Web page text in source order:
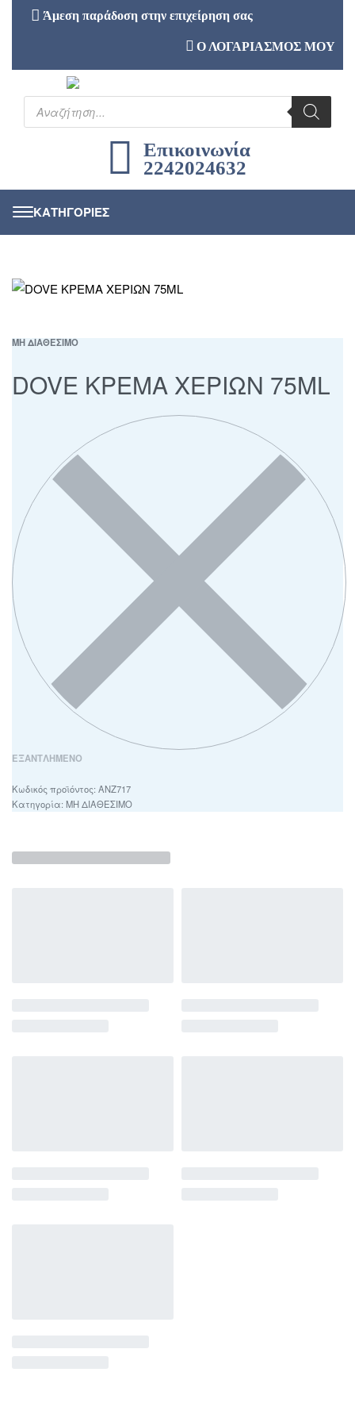
Άμεση παράδοση στην επιχείρηση σας
Ο ΛΟΓΑΡΙΑΣΜΟΣ ΜΟΥ
Επικοινωνία
2242024632
ΜΗ ΔΙΑΘΕΣΙΜΟ
DOVE ΚΡΕΜΑ ΧΕΡΙΩΝ 75ML
ΕΞΑΝΤΛΗΜΈΝΟ
ΑΝΖ717
Κατηγορία: ΜΗ ΔΙΑΘΕΣΙΜΟ